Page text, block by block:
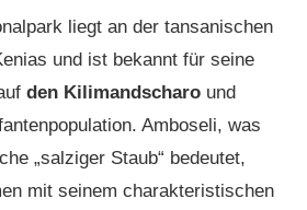
liegt an der tansanischen
und ist bekannt für seine
den Kilimandscharo und
Amboseli, was
„salziger Staub“ bedeutet,
mit seinem charakteristischen